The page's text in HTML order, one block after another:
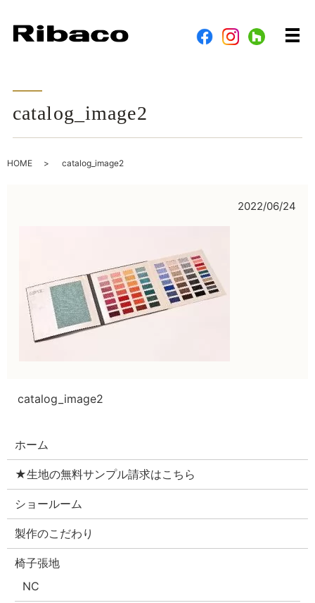
メ
catalog_image2
HOME catalog_image2
2022/06/24
catalog_image2
ホーム
★生地の無料サンプル請求はこちら
ショールーム
製作のこだわり
椅子張地
NC